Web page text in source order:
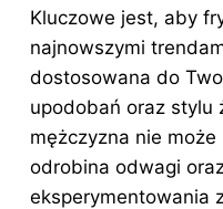
Kluczowe jest, aby
najnowszymi
dostosowana do
upodobań oraz stylu
mężczyzna nie
odrobina odwagi
eksperymentowania